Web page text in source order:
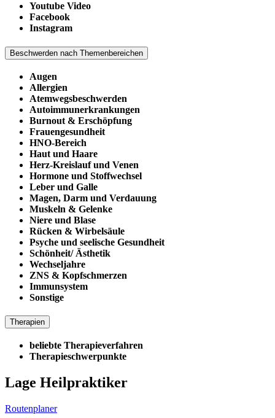
Youtube Video
Facebook
Instagram
Beschwerden nach Themenbereichen
Augen
Allergien
Atemwegsbeschwerden
Autoimmunerkrankungen
Burnout & Erschöpfung
Frauengesundheit
HNO-Bereich
Haut und Haare
Herz-Kreislauf und Venen
Hormone und Stoffwechsel
Leber und Galle
Magen, Darm und Verdauung
Muskeln & Gelenke
Niere und Blase
Rücken & Wirbelsäule
Psyche und seelische Gesundheit
Schönheit/ Ästhetik
Wechseljahre
ZNS & Kopfschmerzen
Immunsystem
Sonstige
Therapien
beliebte Therapieverfahren
Therapieschwerpunkte
Lage Heilpraktiker
Routenplaner